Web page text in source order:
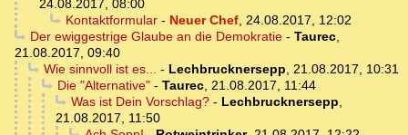
24.08.2017, 08:00
Kontaktformular- Neuer Chef, 24.08.2017, 12:02
Der ewiggestrige Glaube an die Demokratie- Taurec,
21.08.2017, 09:40
Wie sinnvoll ist es... - Lechbrucknersepp, 21.08.2017, 10:31
Die "Alternative"- Taurec, 21.08.2017, 11:44
Was ist Dein Vorschlag?- Lechbrucknersepp,
21.08.2017, 11:50